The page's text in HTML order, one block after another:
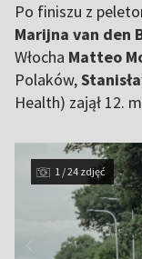
Po finiszu z
Marijna van den
Włocha Matteo
Polaków,
Health) zajął 12.
1 / 24 zdjęć